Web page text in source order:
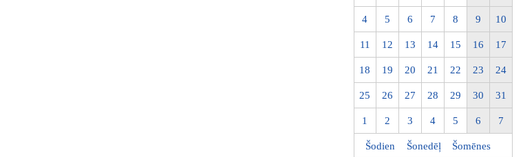
4 5 6 7 8 9 10
11 12 13 14 15 16 17
18 19 20 21 22 23 24
25 26 27 28 29 30 31
1 2 3 4 5 6 7
Šodien Šonedēļ Šomēnes